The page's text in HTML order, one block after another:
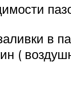
в
(